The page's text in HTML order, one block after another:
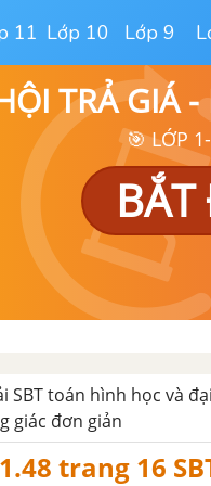
11 Lớp 10 Lớp 9
TRẢ GIÁ
🎯 LỚP
SBT toán hình học và
giác đơn giản
trang 16